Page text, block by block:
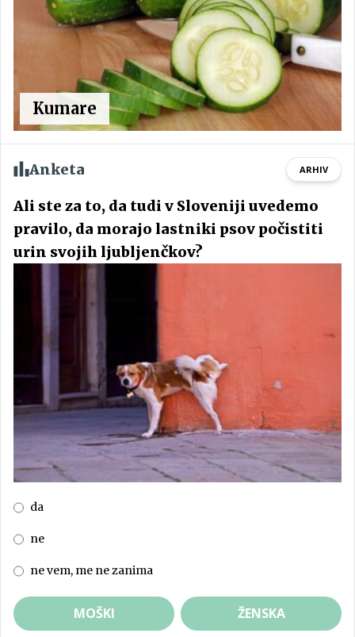
Kumare
Anketa ARHIV
Ali ste za to, da tudi v Sloveniji uvedemo
pravilo, da morajo lastniki psov počistiti
urin svojih ljubljenčkov?
da
ne
ne vem, me ne zanima
MOŠKI ŽENSKA